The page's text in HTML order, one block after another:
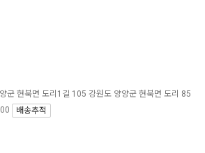
군 현북면 도리1길 105 강원도 양양군 현북면 도리 85
배송추적